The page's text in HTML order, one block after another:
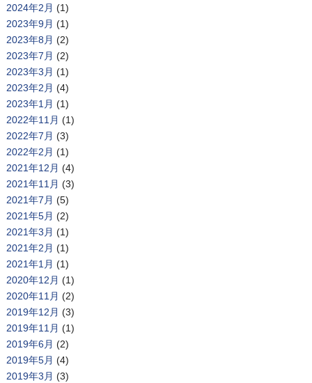
2024年2月 (1)
2023年9月 (1)
2023年8月 (2)
2023年7月 (2)
2023年3月 (1)
2023年2月 (4)
2023年1月 (1)
2022年11月 (1)
2022年7月 (3)
2022年2月 (1)
2021年12月 (4)
2021年11月 (3)
2021年7月 (5)
2021年5月 (2)
2021年3月 (1)
2021年2月 (1)
2021年1月 (1)
2020年12月 (1)
2020年11月 (2)
2019年12月 (3)
2019年11月 (1)
2019年6月 (2)
2019年5月 (4)
2019年3月 (3)